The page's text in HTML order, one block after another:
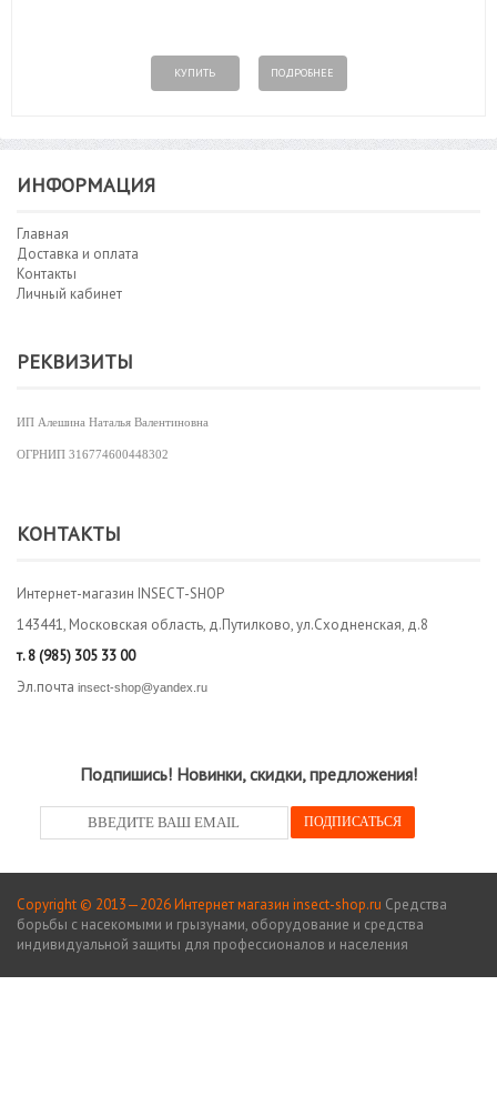
КУПИТЬ ПОДРОБНЕЕ
ИНФОРМАЦИЯ
Главная
Доставка и оплата
Контакты
Личный кабинет
РЕКВИЗИТЫ
ИП Алешина Наталья Валентиновна
ОГРНИП 316774600448302
КОНТАКТЫ
Интернет-магазин INSECT-SHOP
143441, Московская область, д.Путилково, ул.Сходненская, д.8
т.8 (985) 305 33 00
Эл.почта insect-shop@yandex.ru
Подпишись! Новинки, скидки, предложения!
Copyright © 2013—2026 Интернет магазин insect-shop.ru Средства
борьбы с насекомыми и грызунами, оборудование и средства
индивидуальной защиты для профессионалов и населения